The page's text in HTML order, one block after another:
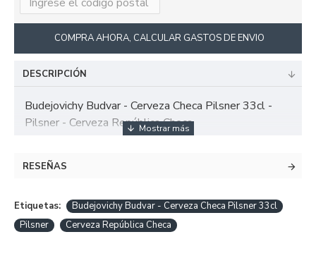
COMPRA AHORA, CALCULAR GASTOS DE ENVIO
DESCRIPCIÓN
Budejovichy Budvar - Cerveza Checa Pilsner 33cl -
Pilsner - Cerveza República Checa
RESEÑAS
Etiquetas:
Budejovichy Budvar - Cerveza Checa Pilsner 33cl
Pilsner
Cerveza República Checa